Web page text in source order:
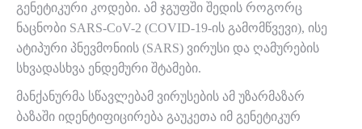
გენეტიკური კოდები. ამ ჯგუფში შედის როგორც
ნაცნობი SARS-CoV-2 (COVID-19-ის გამომწვევი), ისე
ატიპური პნევმონიის (SARS) ვირუსი და ღამურების
სხვადასხვა ენდემური შტამები.
მანქანურმა სწავლებამ ვირუსების ამ უზარმაზარ
ბაზაში იდენტიფიცირება გაუკეთა იმ გენეტიკურ